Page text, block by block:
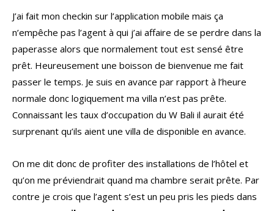
J’ai fait mon checkin sur l’application mobile mais ça
n’empêche pas l’agent à qui j’ai affaire de se perdre dans la
paperasse alors que normalement tout est sensé être
prêt. Heureusement une boisson de bienvenue me fait
passer le temps. Je suis en avance par rapport à l’heure
normale donc logiquement ma villa n’est pas prête.
Connaissant les taux d’occupation du W Bali il aurait été
surprenant qu’ils aient une villa de disponible en avance.
On me dit donc de profiter des installations de l’hôtel et
qu’on me préviendrait quand ma chambre serait prête. Par
contre je crois que l’agent s’est un peu pris les pieds dans